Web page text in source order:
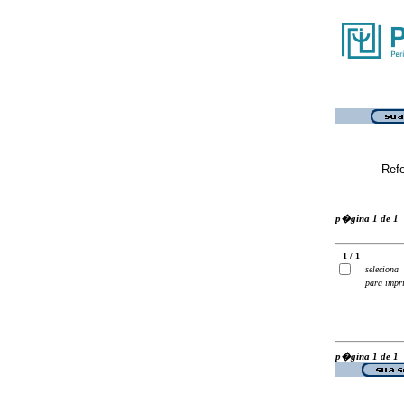
p�gina 1 de 1
1 / 1
seleciona
para
p�gina 1 de 1